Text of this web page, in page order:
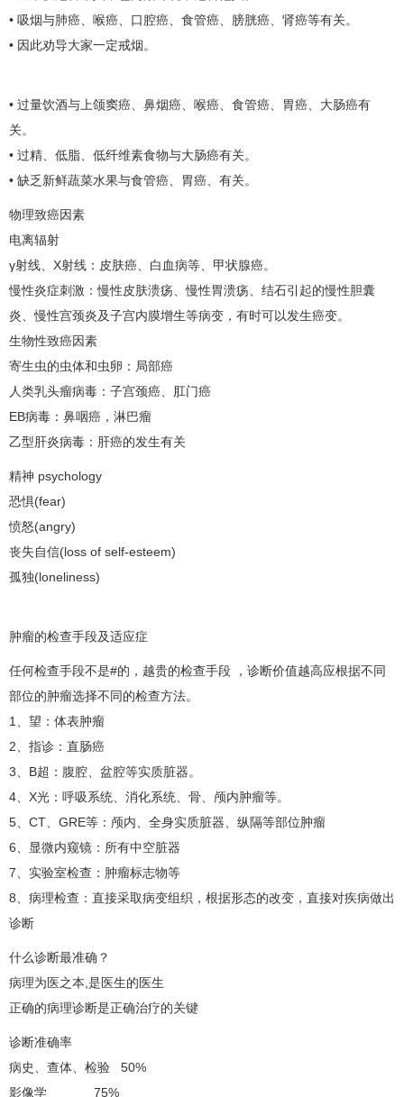
• 吸烟与肺癌 喉癌 口腔癌 食管癌 膀胱癌 肾癌等有关。
• 因此劝导大家一定戒烟。
• 过量饮酒与 上颌窦癌 、鼻烟癌、 喉癌 食管癌 胃癌 大肠癌有
关。
• 过精、低脂、低纤维素食物与大肠癌有关。
• 缺乏新鲜蔬菜水果与食管癌 胃癌 、有关。
物理致癌因素
电离辐射
γ射线、X射线： 皮肤癌 、白血病等、 甲状腺癌。
慢性炎症刺激：慢性皮肤溃疡、慢性胃溃疡、结石引起的慢性胆囊
炎、慢性宫颈炎及子宫内膜增生等病变，有时可以发生癌变。
生物性致癌因素
寄生虫的虫体和虫卵：局部癌
人类乳头瘤病毒：子宫颈癌 、肛门癌
EB病毒： 鼻咽癌 ， 淋巴瘤
乙型肝炎病毒： 肝癌的发生有关
精神 psychology
恐惧(fear)
愤怒(angry)
丧失自信(loss of self-esteem)
孤独(loneliness)
肿瘤的检查手段及适应症
任何检查手段不是#的，越贵的检查手段 ，诊断价值越高应根据不同
部位的肿瘤选择不同的检查方法。
1、望：体表肿瘤
2、指诊： 直肠癌
3、B超：腹腔、盆腔等实质脏器。
4、X光：呼吸系统、消化系统、骨、颅内肿瘤等。
5、CT、GRE等：颅内、全身实质脏器、纵隔等部位肿瘤
6、显微内窥镜：所有中空脏器
7、实验室检查：肿瘤标志物等
8、病理检查：直接采取病变组织，根据形态的改变，直接对疾病做出
诊断
什么诊断最准确？
病理为医之本,是医生的医生
正确的病理诊断是正确治疗的关键
诊断准确率
病史、查体、检验 50%
影像学 75%